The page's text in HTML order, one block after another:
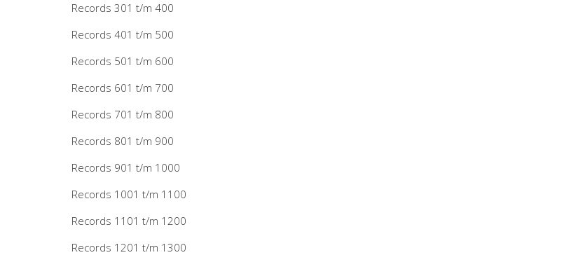
Records 301 t/m 400
Records 401 t/m 500
Records 501 t/m 600
Records 601 t/m 700
Records 701 t/m 800
Records 801 t/m 900
Records 901 t/m 1000
Records 1001 t/m 1100
Records 1101 t/m 1200
Records 1201 t/m 1300